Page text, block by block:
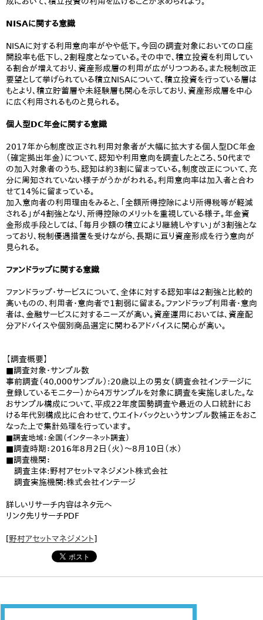
NISAに関する意識
NISAに対する利用意向率がやや低下。今回の調査対象においての口座
開設率も低下し、2割程度となっている。その中で、積立投資を利用してい
る割合が増えており、資産形成層の利用が広がりつつある。また税制改正
要望として挙げられている積立NISAについて、積立投資を行っている層は
もとより、積立貯蓄層や未経験層も関心を示しており、資産形成層を中心
に広く利用されるものと見られる。
個人型DC年金に関する意識
2017年から制度改正され利用対象者が大幅に拡大する個人型DC年金
（確定拠出年金）について、認知や利用意向を調査したところ、50代まで
の加入対象者のうち、認知は約3割に留まっている。制度改正について、充
分に周知されていない様子がうかがわれる。利用意向率は加入者と合わ
せて14％に留まっている。
加入意向者の利用理由をみると、「全額所得控除により所得税等が軽減
される」が4割強となり、所得控除のメリットを重視している様子。年金資
金形成手段としては、「毎月少額の積立により継続しやすい」が3割強とな
っており、税制優遇措置を受けながら、長期に亘り資産形成を行う意向が
見られる。
ファンドラップに関する意識
ファンドラップ・サービスについて、全体に対する認知率は2割強と比較的
高いものの、利用者・意向者で1割弱に留まる。ファンドラップ利用者・意向
者は、金融サービスに対するニーズが高い。資産運用においては、資産配
分アドバイスや個別商品選定に関わるアドバイスに関心が高い。
【調査概要】
■調査対象・サンプル数
事前調査（40,000サンプル）:20歳以上の男女（調査会社インテージに
登録しているモニター）から4万サンプルを対象に調査を実施しました。な
おサンプル構成について、平成22年度国勢調査や最近の人口統計にお
ける年代別構成比に合わせて、ウエイトバックというサンプル数補正をおこ
なった上で集計処理を行っています。
■調査地域：全国（インターネット調査）
■調査時期：2016年8月2日（火）～8月10日（水）
■調査機関：
調査主体:野村アセットマネジメント株式会社
調査実施機関:株式会社インテージ
詳しいリサーチ内容はネタ元へ
リンク先リサーチPDF
[野村アセットマネジメント]